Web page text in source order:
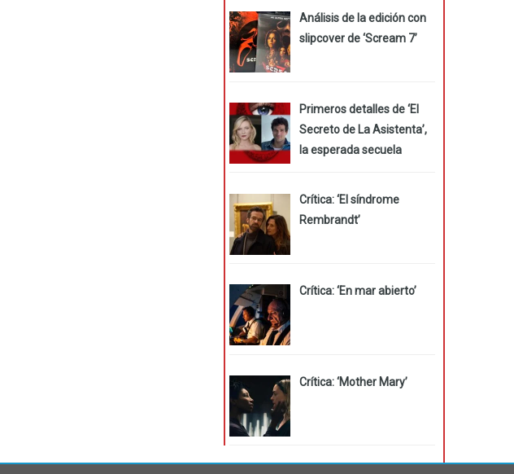
Análisis de la edición con
slipcover de ‘Scream 7’
Primeros detalles de ‘El
Secreto de La Asistenta’,
la esperada secuela
Crítica: ‘El síndrome
Rembrandt’
Crítica: ‘En mar abierto’
Crítica: ‘Mother Mary’